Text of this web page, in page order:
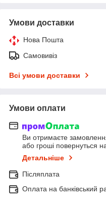
Умови доставки
Нова Пошта
Самовивіз
Всі умови доставки
Умови оплати
Ви отримаєте
або гроші повернуться
Детальніше
Післяплата
Оплата на банківський